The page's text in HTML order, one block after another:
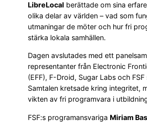
LibreLocal berättade om sina
olika delar av världen – vad som
utmaningar de möter och hur fri
stärka lokala samhällen.
Dagen avslutades med ett
representanter från Electronic
(EFF), F-Droid, Sugar Labs och FSF
Samtalen kretsade kring integritet,
vikten av fri programvara i
FSF:s programansvariga Miriam